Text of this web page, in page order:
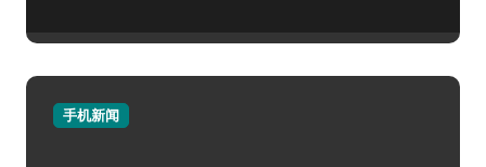
手机新闻